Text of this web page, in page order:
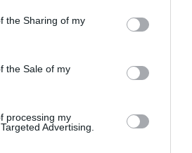
usage behaviour. You may click to
Google and its third-party tags to
specified purposes in below Google
the Sharing of my
the Sale of my
processing my
Advertising.
και οι
Σκέρτσου διαρκούν
που αναιρούν τα